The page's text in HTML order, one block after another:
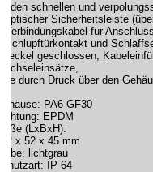
für den schnellen und
- optischer Sicherheitsleiste
- Verbindungskabel für
- Schlupftürkontakt und
- Deckel geschlossen,
Wechseleinsätze,
- die durch Druck über den
Gehäuse: PA6 GF30
Dichtung: EPDM
Maße (LxBxH):
122 x 52 x 45 mm
Farbe: lichtgrau
Schutzart: IP 64